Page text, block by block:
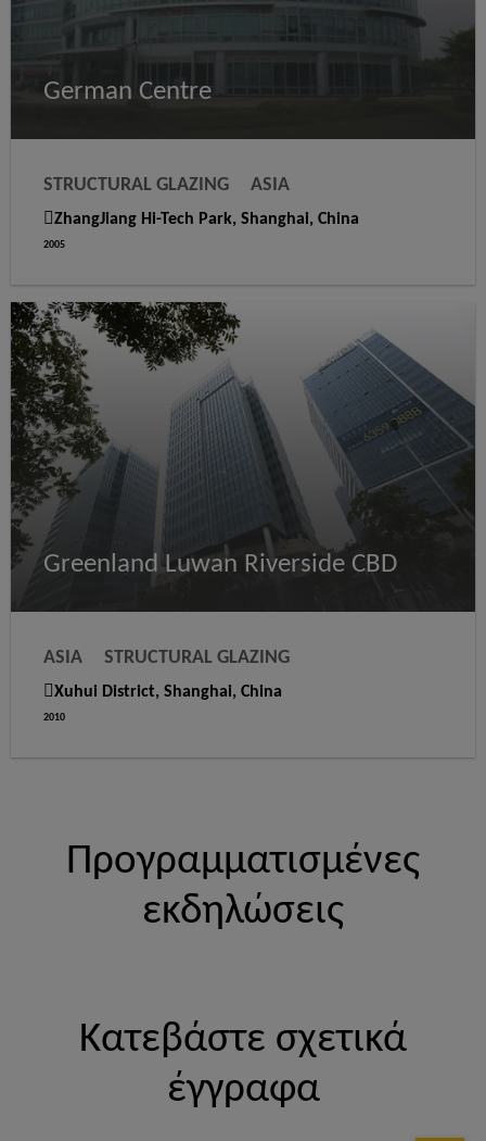
German Centre
STRUCTURAL GLAZING
ASIA
WEATHER SEALING
ZhangJiang Hi-Tech Park, Shanghai, China
2005
Greenland Luwan Riverside CBD
ASIA
STRUCTURAL GLAZING
WEATHER SEALANTS
Xuhui District, Shanghai, China
2010
Προγραμματισμένες
εκδηλώσεις
Κατεβάστε σχετικά
έγγραφα